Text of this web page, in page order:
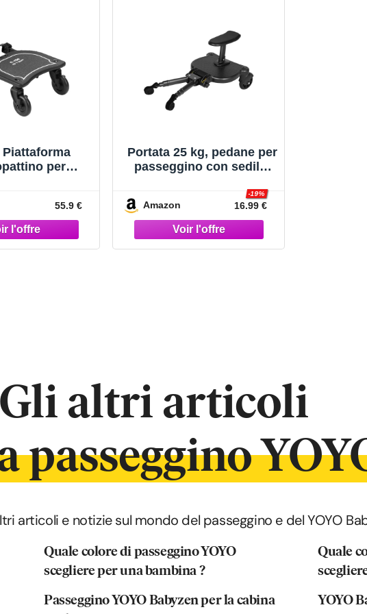
Piattaforma
per
Installazione
Attrezzi
55.9 €
Portata 25 kg, pedane per
passeggino con sedile,
pedane universali per
passeggino, adatte per
bambini da 3 a 7 anni
Amazon 16.99 €
-19%
Gli altri articoli
passeggino
articoli e notizie sul mondo del passeggino e del YOYO
Quale colore di passeggino YOYO
scegliere per una bambina ?
Quale
Passeggino YOYO Babyzen per la cabina
YOYO